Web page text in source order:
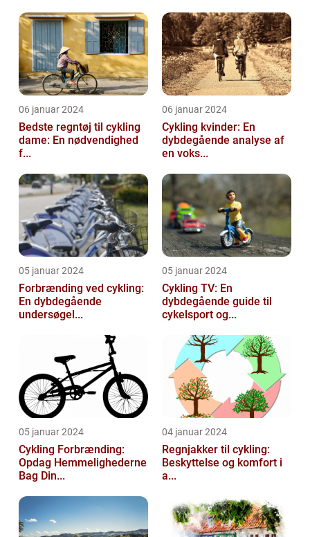
06 januar 2024
Bedste regntøj til cykling
dame: En nødvendighed
f...
06 januar 2024
Cykling kvinder: En
dybdegående analyse af
en voks...
05 januar 2024
Forbrænding ved cykling:
En dybdegående
undersøgel...
05 januar 2024
Cykling TV: En
dybdegående guide til
cykelsport og...
05 januar 2024
Cykling Forbrænding:
Opdag Hemmelighederne
Bag Din...
04 januar 2024
Regnjakker til cykling:
Beskyttelse og komfort i
a...